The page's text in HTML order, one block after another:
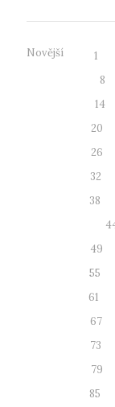
Novější 1
8
14
20
26
32
38
49
55
61
67
73
79
85